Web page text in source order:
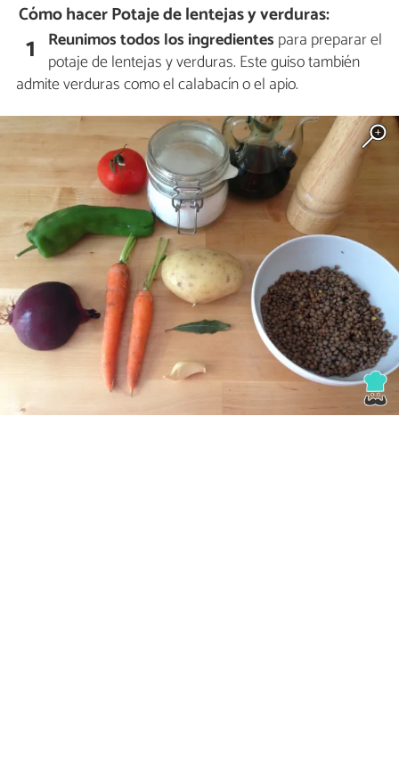
Cómo hacer Potaje de lentejas y verduras:
1 Reunimos todos los ingredientes para preparar el
potaje de lentejas y verduras. Este guiso también
admite verduras como el calabacín o el apio.